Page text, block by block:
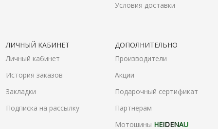
Условия доставки
ЛИЧНЫЙ КАБИНЕТ
Личный кабинет
История заказов
Закладки
Подписка на рассылку
ДОПОЛНИТЕЛЬНО
Производители
Акции
Подарочный сертификат
Партнерам
Мотошины HEIDENAU